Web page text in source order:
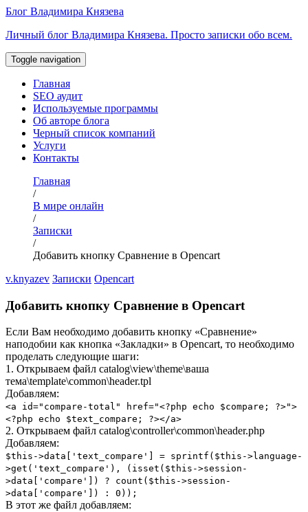
Перейти
содержимому
Блог Владимира Князева
Личный блог Владимира Князева. Просто записки обо всем.
Toggle navigation
Главная
SEO аудит
Используемые программы
Об авторе блога
Черный список компаний
Услуги
Контакты
Главная
/
В мире онлайн
/
Записки
/
Добавить кнопку Сравнение в Opencart
v.knyazev Записки Opencart
Добавить кнопку Сравнение в Opencart
Если Вам необходимо добавить кнопку «Сравнение»
наподобии как кнопка «Закладки» в Opencart, то необходимо
проделать следующие шаги:
1. Открываем файл catalog\view\theme\ваша
тема\template\common\header.tpl
Добавляем:
<a id="compare-total" href="<?php echo $compare; ?>">
<?php echo $text_compare; ?></a>
2. Открываем файл catalog\controller\common\header.php
Добавляем:
$this->data['text_compare'] = sprintf($this->language-
>get('text_compare'), (isset($this->session-
>data['compare']) ? count($this->session-
>data['compare']) : 0));
В этот же файл добавляем: